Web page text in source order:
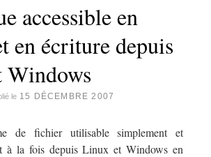
accessible en
en écriture depuis
le 15 DÉCEMBRE 2007
de fichier utilisable simplement et
à la fois depuis Linux et Windows en